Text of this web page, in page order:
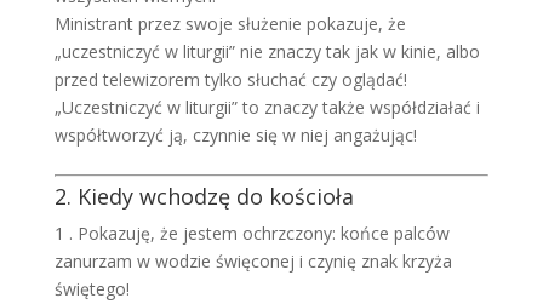
Ministrant przez swoje służenie pokazuje, że
„uczestniczyć w liturgii” nie znaczy tak jak w kinie, albo
przed telewizorem tylko słuchać czy oglądać!
„Uczestniczyć w liturgii” to znaczy także współdziałać i
współtworzyć ją, czynnie się w niej angażując!
2. Kiedy wchodzę do kościoła
1 . Pokazuję, że jestem ochrzczony: końce palców
zanurzam w wodzie święconej i czynię znak krzyża
świętego!